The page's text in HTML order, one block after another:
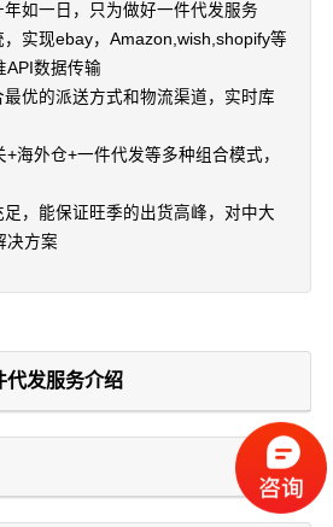
如一日，只为做好一件代发服务
实现ebay，Amazon,wish,shopify等
API数据传输
优的派送方式和物流渠道，实时库
海外仓+一件代发等多种组合模式，
，能保证旺季的出货高峰，对中大
决方案
代发服务介绍